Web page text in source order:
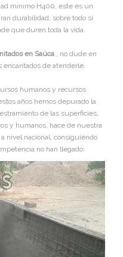
mínimo H400, este es un
durabilidad, sobre todo si
que duren toda la vida.
en Saúca , no dude en
encantados de atenderle.
humanos y recursos
años hemos depurado la
de las superficies,
y humanos, hace de nuestra
nivel nacional, consiguiendo
no han llegado.